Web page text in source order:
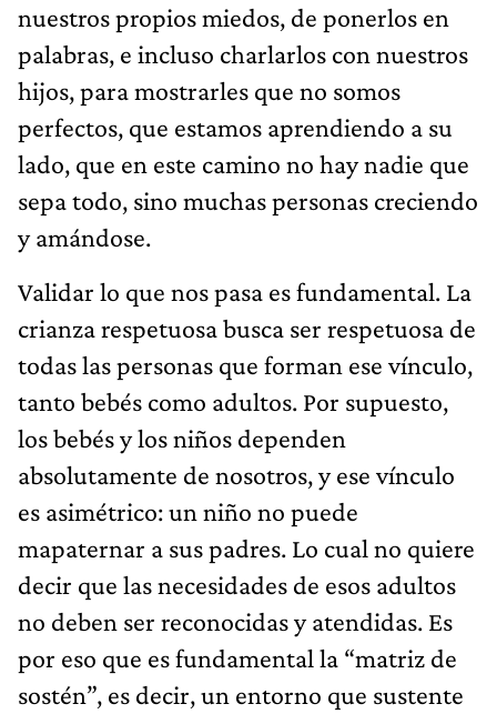
nuestros propios miedos, de ponerlos en
palabras, e incluso charlarlos con nuestros
hijos, para mostrarles que no somos
perfectos, que estamos aprendiendo a su
lado, que en este camino no hay nadie que
sepa todo, sino muchas personas creciendo
y amándose.
Validar lo que nos pasa es fundamental. La
crianza respetuosa busca ser respetuosa de
todas las personas que forman ese vínculo,
tanto bebés como adultos. Por supuesto,
los bebés y los niños dependen
absolutamente de nosotros, y ese vínculo
es asimétrico: un niño no puede
mapaternar a sus padres. Lo cual no quiere
decir que las necesidades de esos adultos
no deben ser reconocidas y atendidas. Es
por eso que es fundamental la “matriz de
sostén”, es decir, un entorno que sustente